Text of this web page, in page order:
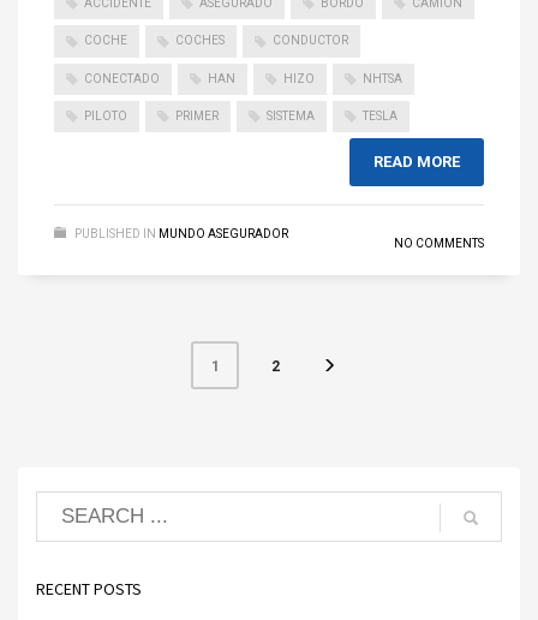
ACCIDENTE ASEGURADO BORDO CAMION
COCHE COCHES CONDUCTOR
CONECTADO HAN HIZO NHTSA
PILOTO PRIMER SISTEMA TESLA
READ MORE
PUBLISHED IN MUNDO ASEGURADOR
NO COMMENTS
1 2
RECENT POSTS